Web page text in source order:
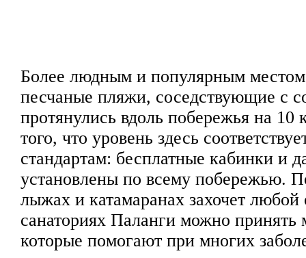
Более людным и популярным местом
песчаные пляжи, соседствующие с
протянулись вдоль побережья на
того, что уровень здесь
стандартам: бесплатные кабинки и
установлены по всему побережью.
лыжах и катамаранах захочет
санаториях Паланги можно
которые помогают при многих